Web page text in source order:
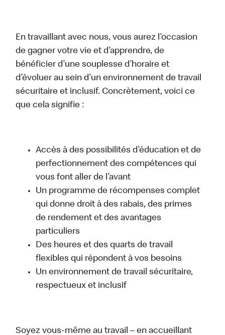
En travaillant avec nous, vous aurez l’occasion
de gagner votre vie et d’apprendre, de
bénéficier d’une souplesse d’horaire et
d’évoluer au sein d’un environnement de travail
sécuritaire et inclusif. Concrètement, voici ce
que cela signifie :
Accès à des possibilités d’éducation et de
perfectionnement des compétences qui
vous font aller de l’avant
Un programme de récompenses complet
qui donne droit à des rabais, des primes
de rendement et des avantages
particuliers
Des heures et des quarts de travail
flexibles qui répondent à vos besoins
Un environnement de travail sécuritaire,
respectueux et inclusif
Soyez vous-même au travail – en accueillant